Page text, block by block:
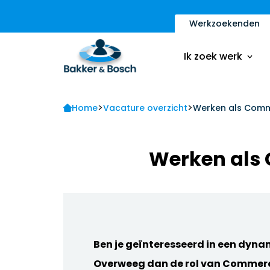
Werkzoekenden
Ik zoek werk
Vacatures
Sollicitatietips
Vacatures
Inschrijfformulier
Home>Vacature overzicht>Werken als
Werken als
Ben je geïnteresseerd in een
Overweeg dan de rol van